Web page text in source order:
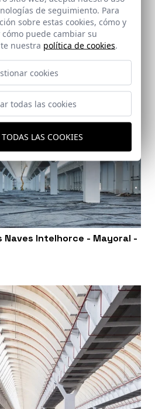
Naves Intelhorce - Mayoral -
de seguimiento. Para
sobre estas cookies, cómo y
puede cambiar su
nuestra política de cookies.
cookies
todas las cookies
TODAS LAS COOKIES